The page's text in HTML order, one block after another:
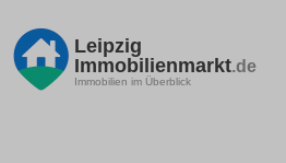
Leipzig
Immobilienmarkt.de
Immobilien im Überblick